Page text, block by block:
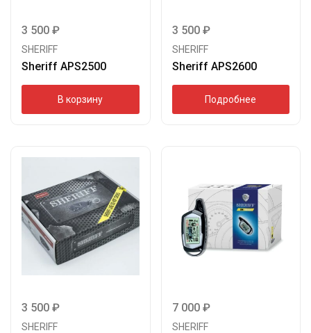
3 500 ₽
SHERIFF
Sheriff APS2500
В корзину
3 500 ₽
SHERIFF
Sheriff APS2600
Подробнее
3 500 ₽
SHERIFF
7 000 ₽
SHERIFF